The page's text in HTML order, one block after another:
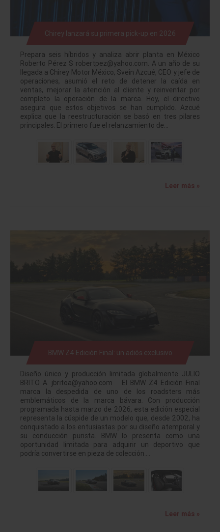
Chirey lanzará su primera pick-up en 2026
Prepara seis híbridos y analiza abrir planta en México
Roberto Pérez S robertpez@yahoo.com. A un año de su
llegada a Chirey Motor México, Svein Azcué, CEO y jefe de
operaciones, asumió el reto de detener la caída en
ventas, mejorar la atención al cliente y reinventar por
completo la operación de la marca. Hoy, el directivo
asegura que estos objetivos se han cumplido. Azcué
explica que la reestructuración se basó en tres pilares
principales. El primero fue el relanzamiento de…
Leer más »
BMW Z4 Edición Final: un adiós exclusivo
Diseño único y producción limitada globalmente JULIO
BRITO A. jbritoa@yahoo.com El BMW Z4 Edición Final
marca la despedida de uno de los roadsters más
emblemáticos de la marca bávara. Con producción
programada hasta marzo de 2026, esta edición especial
representa la cúspide de un modelo que, desde 2002, ha
conquistado a los entusiastas por su diseño atemporal y
su conducción purista. BMW lo presenta como una
oportunidad limitada para adquirir un deportivo que
podría convertirse en pieza de colección.…
Leer más »